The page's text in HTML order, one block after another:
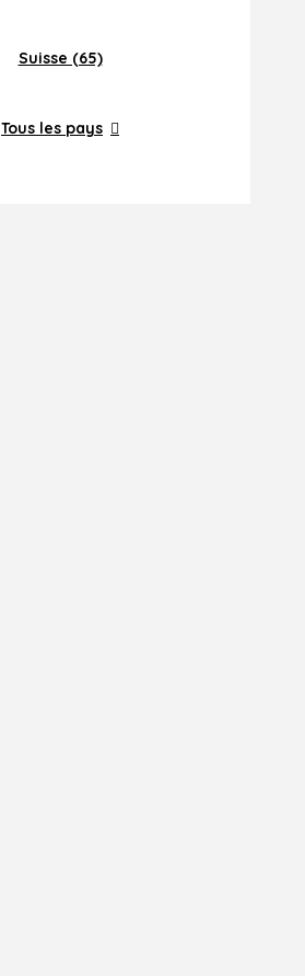
Suisse (65)
Tous les pays